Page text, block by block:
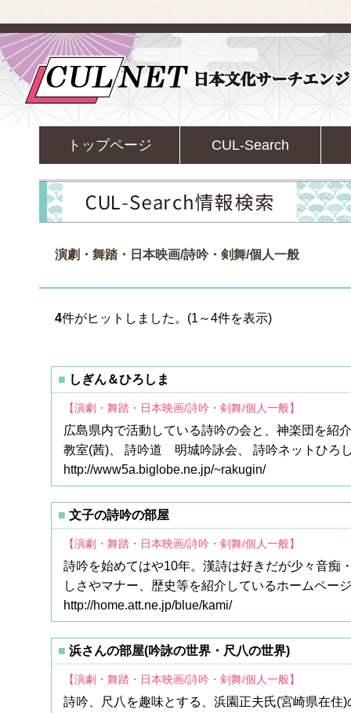
トップページ CUL-Search
演劇・舞踏・日本映画/詩吟・剣舞/個人一般
4件がヒットしました。(1～4件を表示)
しぎん＆ひろしま
【演劇・舞踏・日本映画/詩吟・剣舞/個人一般】
広島県内で活動している詩吟の会と、神楽団を紹
教室(茜)、 詩吟道 明城吟詠会、 詩吟ネットひろ
http://www5a.biglobe.ne.jp/~rakugin/
文子の詩吟の部屋
【演劇・舞踏・日本映画/詩吟・剣舞/個人一般】
詩吟を始めてはや10年。漢詩は好きだが少々音痴
しさやマナー、歴史等を紹介しているホームペー
http://home.att.ne.jp/blue/kami/
浜さんの部屋(吟詠の世界・尺八の世界)
【演劇・舞踏・日本映画/詩吟・剣舞/個人一般】
詩吟、尺八を趣味とする、浜園正夫氏(宮崎県在